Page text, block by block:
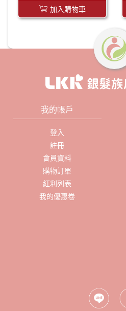
加入購物車
我的帳戶
登入
註冊
會員資料
購物訂單
紅利列表
我的優惠卷